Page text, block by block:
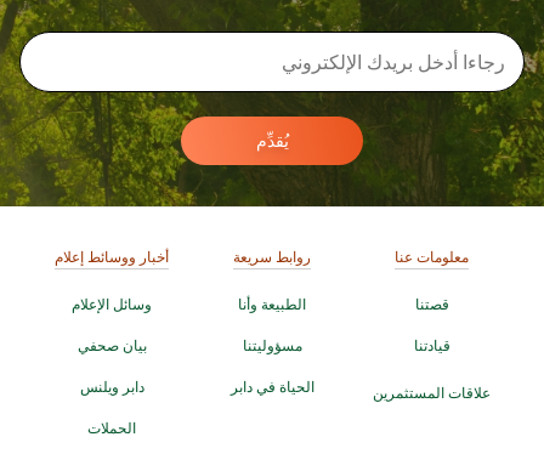
يُقدِّم
معلومات عنا
قصتنا
قيادتنا
علاقات المستثمرين
روابط سريعة
الطبيعة وأنا
مسؤوليتنا
الحياة في دابر
أخبار ووسائط إعلام
وسائل الإعلام
بيان صحفي
دابر ويلنس
الحملات